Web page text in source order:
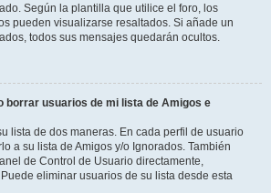
Según la plantilla que utilice el foro, los
pueden visualizarse resaltados. Si añade un
todos sus mensajes quedarán ocultos.
borrar usuarios de mi lista de Amigos e
lista de dos maneras. En cada perfil de usuario
a su lista de Amigos y/o Ignorados. También
de Control de Usuario directamente,
eliminar usuarios de su lista desde esta